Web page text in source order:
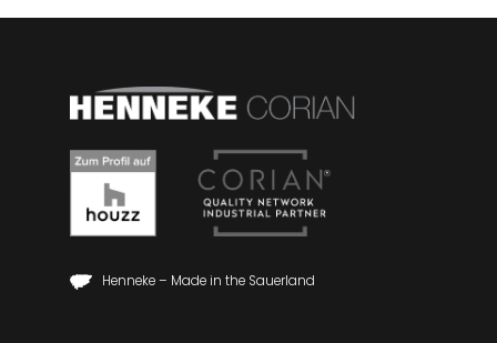
Henneke – Made in the Sauerland